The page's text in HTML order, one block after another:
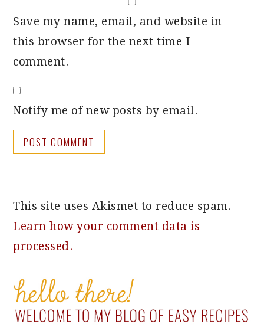
Save my name, email, and website in
this browser for the next time I
comment.
Notify me of new posts by email.
This site uses Akismet to reduce spam.
Learn how your comment data is
processed.
PRIMARY
SIDEBAR